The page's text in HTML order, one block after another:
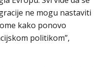
ne mogu nastaviti
kako ponovo
politikom”,